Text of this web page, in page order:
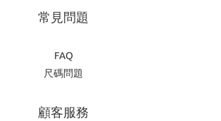
常見問題
FAQ
尺碼問題
顧客服務